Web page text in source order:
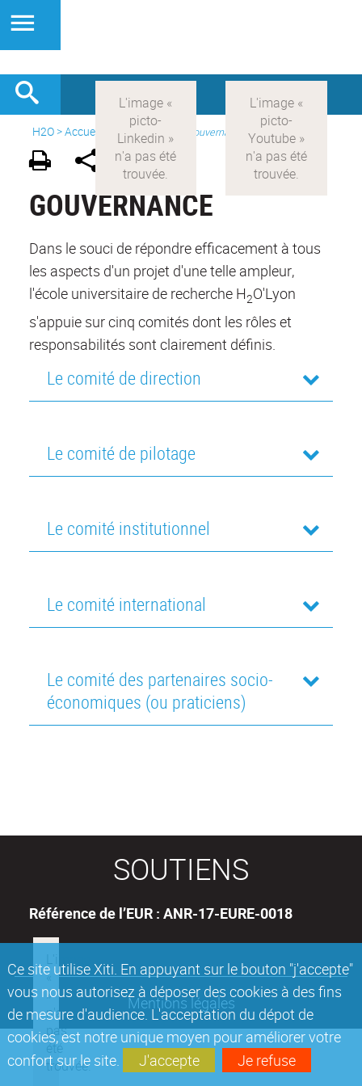
Ce site utilise Xiti. En appuyant sur le bouton "j'accepte"
vous nous autorisez à déposer des cookies à des fins
de mesure d'audience. L'acceptation du dépot de
cookies, est notre unique moyen pour améliorer votre
confort sur le site.
J'accepte Je refuse
H2O>Accueil Présentation Gouvernance
GOUVERNANCE
Dans le souci de répondre efficacement à tous
les aspects d'un projet d'une telle ampleur,
l'école universitaire de recherche H2O'Lyon
s'appuie sur cinq comités dont les rôles et
responsabilités sont clairement définis.
Le comité de direction
Le comité de pilotage
Le comité institutionnel
Le comité international
Le comité des partenaires socio-
économiques (ou praticiens)
SOUTIENS
Référence de l’EUR : ANR-17-EURE-0018
Mentions légales